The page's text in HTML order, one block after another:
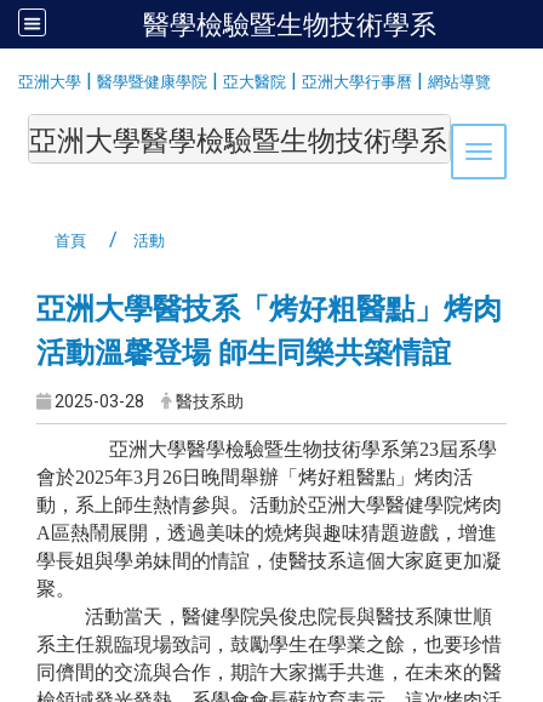
醫學檢驗暨生物技術學系
亞洲大學 | 醫學暨健康學院 | 亞大醫院 | 亞洲大學行事曆 | 網站導覽
Toggle
亞洲大學醫學檢驗暨生物技術學系
首頁 活動
亞洲大學醫技系「烤好粗醫點」烤肉
活動溫馨登場 師生同樂共築情誼
2025-03-28 醫技系助
亞洲大學醫學檢驗暨生物技術學系第23屆系學
會於2025年3月26日晚間舉辦「烤好粗醫點」烤肉活
動，系上師生熱情參與。活動於亞洲大學醫健學院烤肉
A區熱鬧展開，透過美味的燒烤與趣味猜題遊戲，增進
學長姐與學弟妹間的情誼，使醫技系這個大家庭更加凝
聚。
活動當天，醫健學院吳俊忠院長與醫技系陳世順
系主任親臨現場致詞，鼓勵學生在學業之餘，也要珍惜
同儕間的交流與合作，期許大家攜手共進，在未來的醫